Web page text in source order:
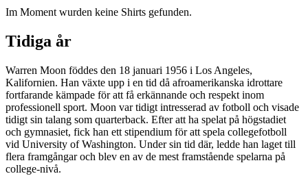
Im Moment wurden keine Shirts gefunden.
Tidiga år
Warren Moon föddes den 18 januari 1956 i Los Angeles,
Kalifornien. Han växte upp i en tid då afroamerikanska idrottare
fortfarande kämpade för att få erkännande och respekt inom
professionell sport. Moon var tidigt intresserad av fotboll och visade
tidigt sin talang som quarterback. Efter att ha spelat på högstadiet
och gymnasiet, fick han ett stipendium för att spela collegefotboll
vid University of Washington. Under sin tid där, ledde han laget till
flera framgångar och blev en av de mest framstående spelarna på
college-nivå.